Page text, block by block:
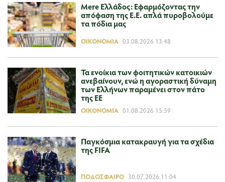
Mere Ελλάδος: Εφαρμόζοντας την
απόφαση της Ε.Ε. απλά πυροβολούμε
τα πόδια μας
ΟΙΚΟΝΟΜΊΑ 03.08.2026 13:48
Τα ενοίκια των φοιτητικών κατοικιών
ανεβαίνουν, ενώ η αγοραστική δύναμη
των Ελλήνων παραμένει στον πάτο
της ΕΕ
ΟΙΚΟΝΟΜΊΑ 01.08.2026 15:59
Παγκόσμια κατακραυγή για τα σχέδια
της FIFA
ΠΟΔΌΣΦΑΙΡΟ 30.07.2026 11:04